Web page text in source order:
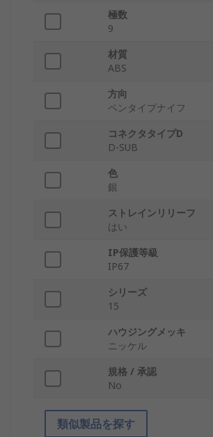
極数
9
材質
ABS
方向
ペンタイプナイフ
コネクタタイプD
D-SUB
色
銀
ストレインリリーフ
はい
IP保護等級
IP67
シリーズ
15
ハウジングメッキ
ニッケル
規格 / 承認
No
類似製品を探す